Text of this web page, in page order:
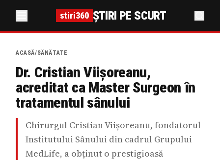
stiri360 ȘTIRI PE SCURT
ACASĂ/SĂNĂTATE
Dr. Cristian Viișoreanu,
acreditat ca Master Surgeon în
tratamentul sânului
Chirurgul Cristian Viișoreanu, fondatorul
Institutului Sânului din cadrul Grupului
MedLife, a obținut o prestigioasă